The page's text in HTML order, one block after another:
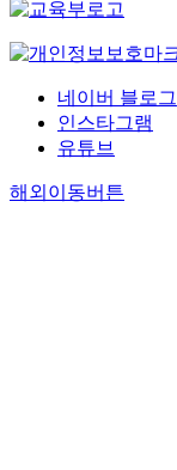
네이버 블로그
인스타그램
유튜브
해외이동버튼